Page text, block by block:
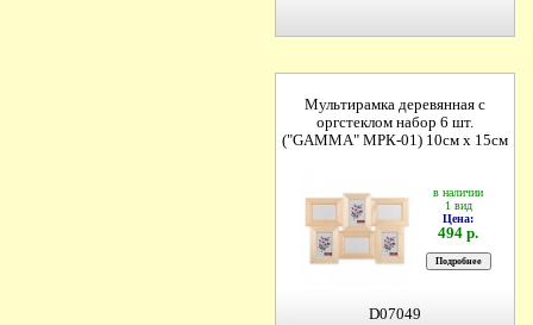
Мультирамка деревянная с
оргстеклом набор 6 шт.
("GAMMA" МРК-01) 10см х 15см
в наличии
1 вид
Цена:
494 р.
D07049